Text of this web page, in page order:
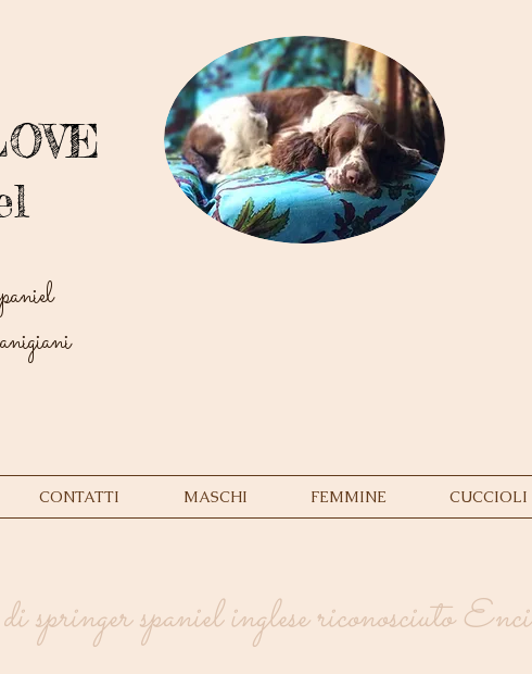
CONTATTI MASCHI FEMMINE CUCCIOLI
springer spaniel inglese riconosciuto Enci